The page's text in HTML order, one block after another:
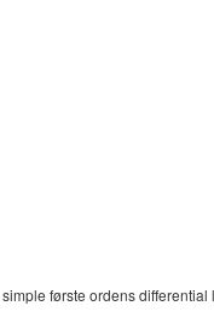
første ordens differential